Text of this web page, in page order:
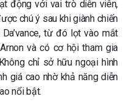
động với vai trò diễn viên,
chú ý sau khi giành chiến
từ đó lọt vào mắt
và có cơ hội tham gia
chỉ sở hữu ngoại hình
giá cao nhờ khả năng diễn
nổi bật.